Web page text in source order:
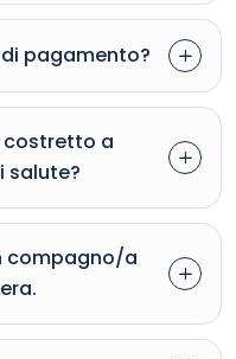
pagamento?
costretto a
salute?
compagno/a